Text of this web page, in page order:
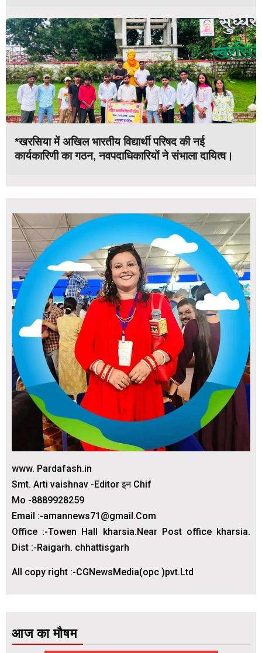
*खरसिया में अखिल भारतीय विद्यार्थी परिषद की नई
कार्यकारिणी का गठन, नवपदाधिकारियों ने संभाला दायित्व।
www. Pardafash.in
Smt. Arti vaishnav -Editor इन Chif
Mo -8889928259
Email :-amannews71@gmail.Com
Office :-Towen Hall kharsia.Near Post office kharsia.
Dist :-Raigarh. chhattisgarh
All copy right :-CGNewsMedia(opc )pvt.Ltd
आज का मौषम